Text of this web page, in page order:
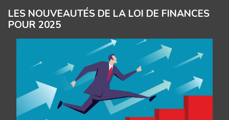
LES NOUVEAUTÉS DE LA LOI DE FINANCES
POUR 2025